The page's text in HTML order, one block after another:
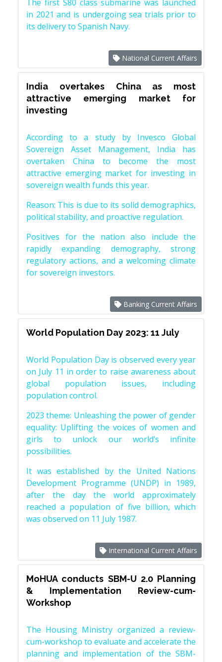
The first S80 class submarine was launched
in 2021 and is undergoing sea trials prior to
its delivery to Spanish Navy.
National Current Affairs
India overtakes China as most
attractive emerging market for
investing
According to a study by Invesco Global
Sovereign Asset Management, India has
overtaken China to become the most
attractive emerging market for investing in
sovereign wealth funds this year.
Reason: This is due to its solid demographics,
political stability, and proactive regulation.
Positives for the nation also include the
rapidly expanding demography, strong
regulatory actions, and a welcoming climate
for sovereign investors.
Banking Current Affairs
World Population Day 2023: 11 July
World Population Day is observed every year
on July 11 in order to raise awareness about
global population issues, including
population control.
2023 theme: Unleashing the power of gender
equality: Uplifting the voices of women and
girls to unlock our world’s infinite
possibilities.
It was established by the United Nations
Development Programme (UNDP) in 1989,
after the day the world approximately
reached a population of five billion, which
was observed on 11 July 1987.
International Current Affairs
MoHUA conducts SBM-U 2.0 Planning
& Implementation Review-cum-
Workshop
The Housing Ministry organized a review-
cum-workshop to evaluate and accelerate the
planning and implementation of the SBM-